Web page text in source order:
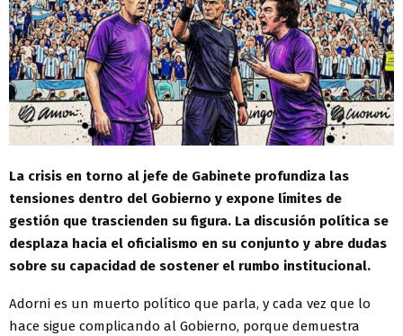
La crisis en torno al jefe de Gabinete profundiza las
tensiones dentro del Gobierno y expone límites de
gestión que trascienden su figura. La discusión política se
desplaza hacia el oficialismo en su conjunto y abre dudas
sobre su capacidad de sostener el rumbo institucional.
Adorni es un muerto político que parla, y cada vez que lo
hace sigue complicando al Gobierno, porque demuestra